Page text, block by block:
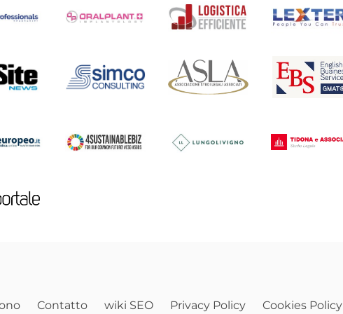
Contatto wiki SEO Privacy Policy Cookies Policy